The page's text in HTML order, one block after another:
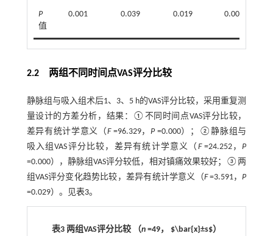
P
值
0.001 0.039 0.019 0.005
2.2 两组不同时间点VAS评分比较
静脉组与吸入组术后1、3、5 h的VAS评分比较，采用重复测
量设计的方差分析，结果：①不同时间点VAS评分比较，
差异有统计学意义（ F=96.329， P=0.000）；②静脉组与
吸入组VAS评分比较，差异有统计学意义（ F=24.252，P
=0.000），静脉组VAS评分较低，相对镇痛效果较好；③两
组VAS评分变化趋势比较，差异有统计学意义（F=3.591，P
=0.029）。见表3。
表3 两组VAS评分比较 （n=49， $\bar{x}±s$）